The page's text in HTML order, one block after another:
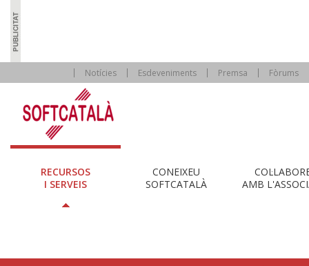
Notícies Esdeveniments Premsa Fòrums
RECURSOS
I SERVEIS
CONEIXEU
SOFTCATALÀ
AMB